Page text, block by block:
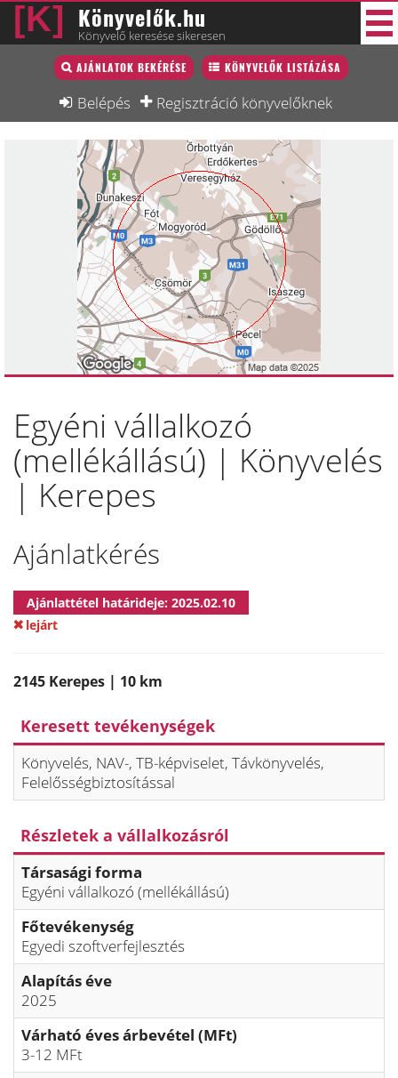
Könyvelők.hu
Könyvelő keresése sikeresen
AJÁNLATOK BEKÉRÉSE KÖNYVELŐK LISTÁZÁSA
Belépés Regisztráció könyvelőknek
Könyvelő lista
Könyvelési munkák
Képzésnaptár
Egyéni vállalkozó
(mellékállású) | Könyvelés
| Kerepes
Ajánlatkérés
Ajánlattétel határideje: 2025.02.10
lejárt
2145 Kerepes | 10 km
Keresett tevékenységek
Könyvelés, NAV-, TB-képviselet, Távkönyvelés,
Felelősségbiztosítással
Részletek a vállalkozásról
Társasági forma
Egyéni vállalkozó (mellékállású)
Főtevékenység
Egyedi szoftverfejlesztés
Alapítás éve
2025
Várható éves árbevétel (MFt)
3-12 MFt